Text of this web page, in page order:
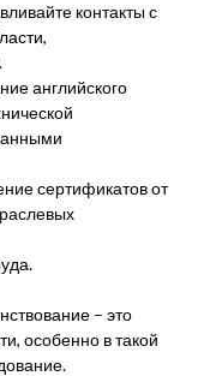
контакты с
английского
сертификатов от
– это
особенно в такой